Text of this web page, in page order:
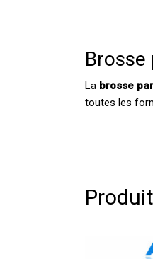
Brosse
La brosse
toutes les